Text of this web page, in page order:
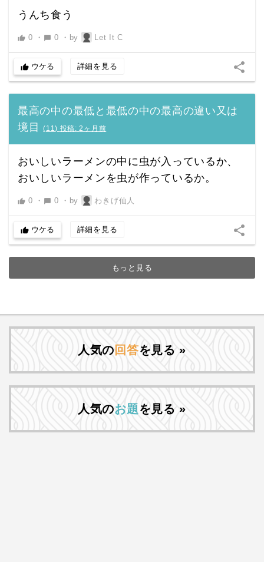
うんち食う
thumb_up 0 ・ chat_bubble 0 ・ by Let It C
thumb_up ウケる 詳細を見る share
最高の中の最低と最低の中の最高の違い又は
境目
(11) 投稿: 2ヶ月前
おいしいラーメンの中に虫が入っているか、
おいしいラーメンを虫が作っているか。
thumb_up 0 ・ chat_bubble 0 ・ by わきげ仙人
thumb_up ウケる 詳細を見る share
もっと見る
人気の 回答を見る »
人気のお題を見る »